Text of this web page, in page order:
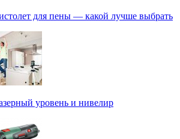
для пены — какой лучше выбрать
уровень и нивелир